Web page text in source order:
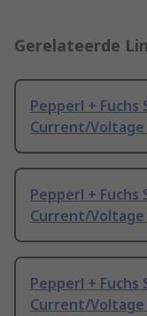
Gerelateerde
Pepperl + Fuchs
Current/Voltage
Pepperl + Fuchs
Current/Voltage
Pepperl + Fuchs
Current/Voltage